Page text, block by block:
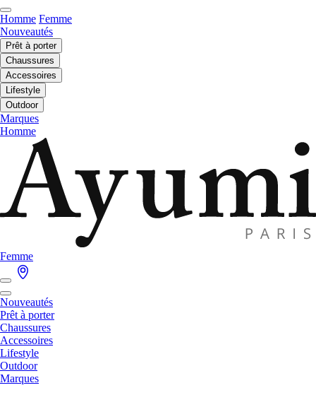
Homme Femme
Nouveautés
Prêt à porter
Chaussures
Accessoires
Lifestyle
Outdoor
Marques
Homme
Femme
Nouveautés
Prêt à porter
Chaussures
Accessoires
Lifestyle
Outdoor
Marques